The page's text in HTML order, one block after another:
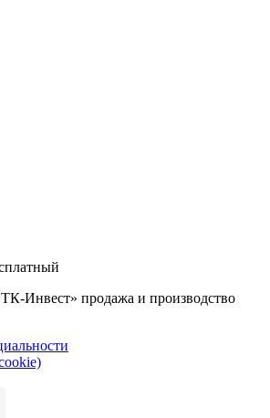
Инвест» продажа и производство